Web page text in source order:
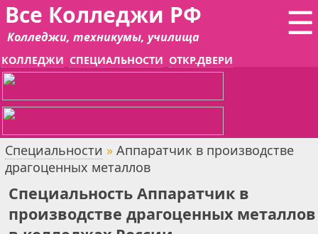
☰
Все Колледжи РФ
Колледжи, техникумы, училища
КОЛЛЕДЖИ СПЕЦИАЛЬНОСТИ ОТКР.ДВЕРИ
Специальности » Аппаратчик в производстве
драгоценных металлов
Специальность Аппаратчик в
производстве драгоценных металлов